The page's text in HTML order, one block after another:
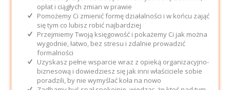
opłat i ciągłych zmian w prawie
Pomożemy Ci zmienić formę działalności i w końcu zająć
się tym co lubisz robić najbardziej
Przejmiemy Twoją księgowość i pokażemy Ci jak można
wygodnie, łatwo, bez stresu i zdalnie prowadzić
formalności
Uzyskasz pełne wsparcie wraz z opieką organizacyjno-
biznesową i dowiedziesz się jak inni właściciele sobie
poradzili, by nie wymyślać koła na nowo